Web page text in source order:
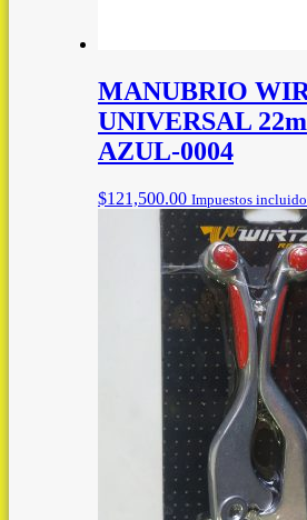
MANUBRIO
UNIVERSAL
AZUL-0004
$121,500.00 Impuestos